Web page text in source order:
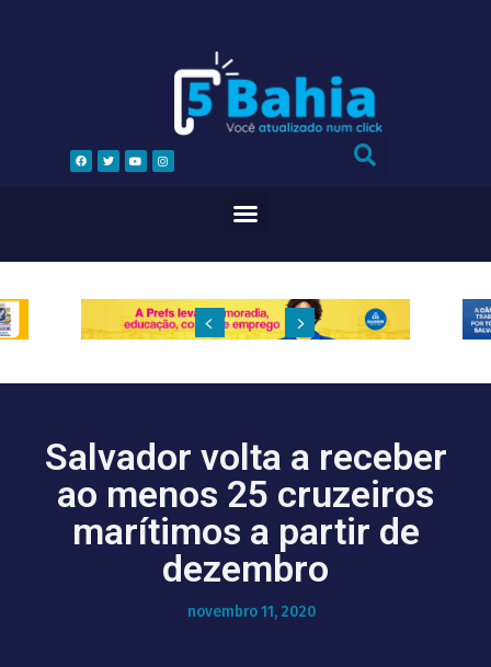
Salvador volta a receber
ao menos 25 cruzeiros
marítimos a partir de
dezembro
novembro 11, 2020